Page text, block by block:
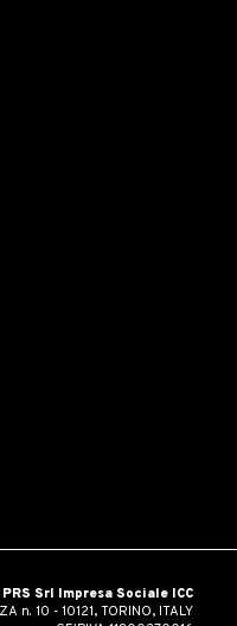
PRS Srl Impresa Sociale ICC
n. 10 - 10121, TORINO, ITALY